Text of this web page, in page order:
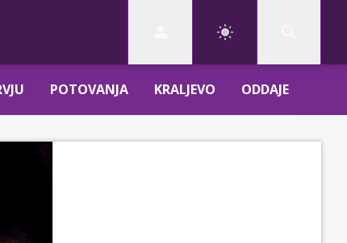
POTOVANJA KRALJEVO ODDAJE